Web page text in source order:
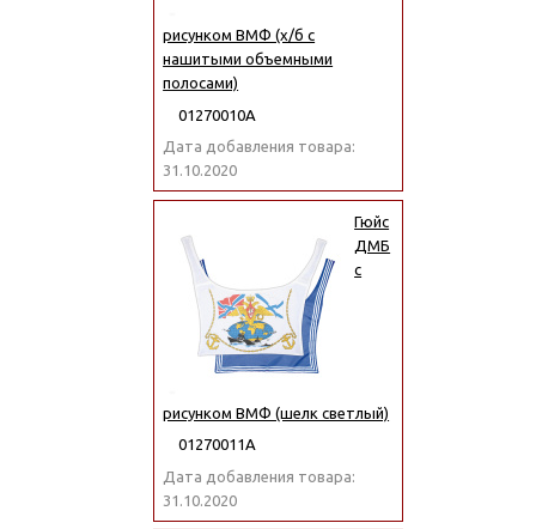
рисунком ВМФ (х/б с
нашитыми объемными
полосами)
01270010А
Дата добавления товара:
31.10.2020
Гюйс
ДМБ
с
рисунком ВМФ (шелк светлый)
01270011А
Дата добавления товара:
31.10.2020